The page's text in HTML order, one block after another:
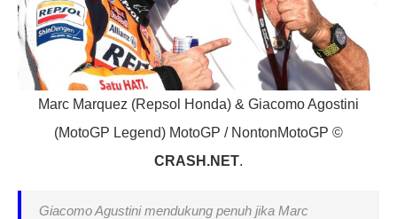
Marc Marquez (Repsol Honda) & Giacomo Agostini
(MotoGP Legend) MotoGP / NontonMotoGP ©
CRASH.NET.
Giacomo Agustini mendukung penuh jika Marc